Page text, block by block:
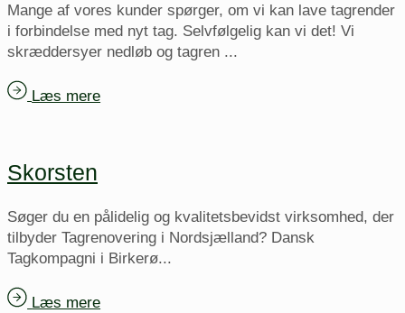
Mange af vores kunder spørger, om vi kan lave tagrender
i forbindelse med nyt tag. Selvfølgelig kan vi det! Vi
skræddersyer nedløb og tagren ...
Læs mere
Skorsten
Søger du en pålidelig og kvalitetsbevidst virksomhed, der
tilbyder Tagrenovering i Nordsjælland? Dansk
Tagkompagni i Birkerø...
Læs mere